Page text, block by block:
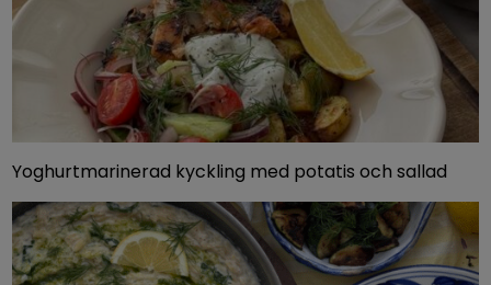
Yoghurtmarinerad kyckling med potatis och sallad